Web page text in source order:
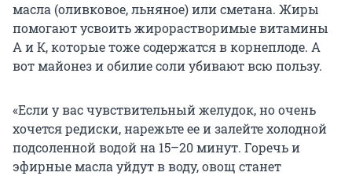
масла (оливковое, льняное) или сметана. Жиры
помогают усвоить жирорастворимые витамины
А и К, которые тоже содержатся в корнеплоде. А
вот майонез и обилие соли убивают всю пользу.
«Если у вас чувствительный желудок, но очень
хочется редиски, нарежьте ее и залейте холодной
подсоленной водой на 15–20 минут. Горечь и
эфирные масла уйдут в воду, овощ станет